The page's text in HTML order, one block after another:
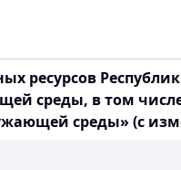
ресурсов
среды, в том
среды» (с